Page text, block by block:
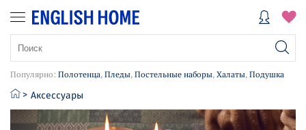
Популярно: Полотенца, Пледы, Постельные наборы, Халаты, Подушка
Аксессуары